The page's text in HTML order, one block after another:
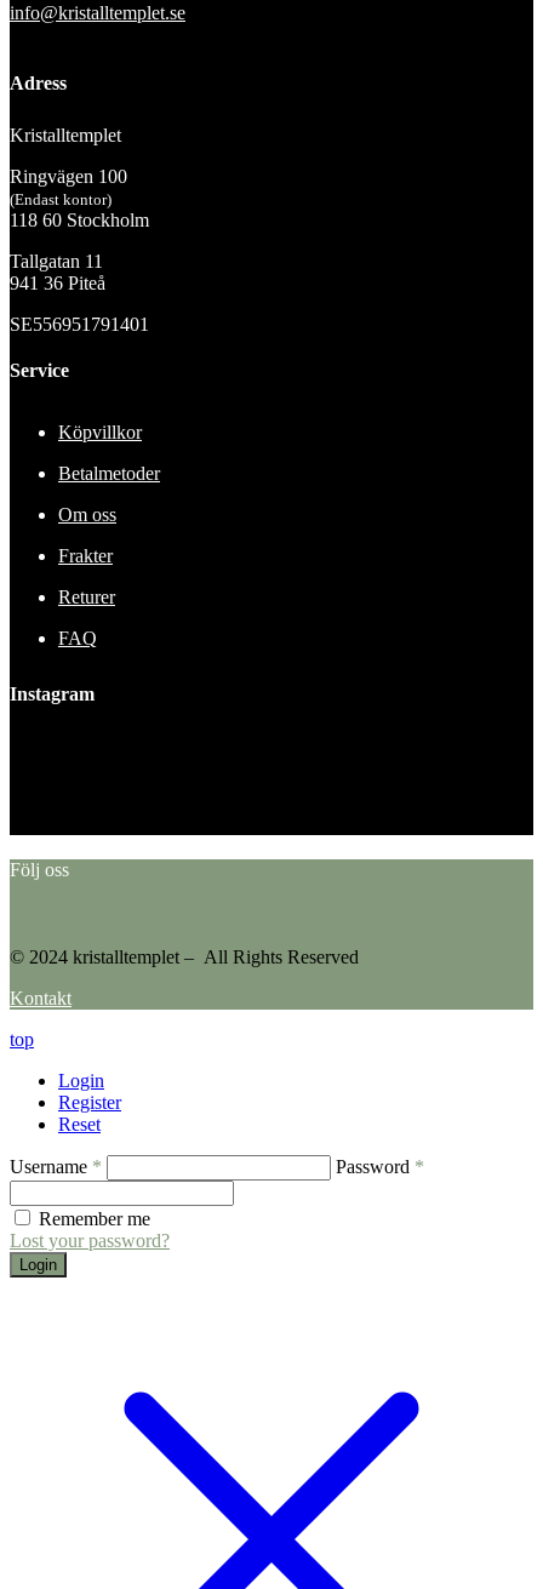
info@kristalltemplet.se
Adress
Kristalltemplet
Ringvägen 100
(Endast kontor)
118 60 Stockholm
Tallgatan 11
941 36 Piteå
SE556951791401
Service
Köpvillkor
Betalmetoder
Om oss
Frakter
Returer
FAQ
Instagram
Följ oss
© 2024 kristalltemplet – All Rights Reserved
Kontakt
top
Login
Register
Reset
Username * Password *
Remember me
Lost your password?
Login